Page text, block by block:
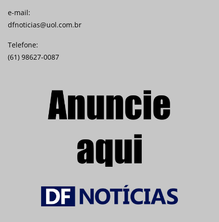
e-mail:
dfnoticias@uol.com.br
Telefone:
(61) 98627-0087